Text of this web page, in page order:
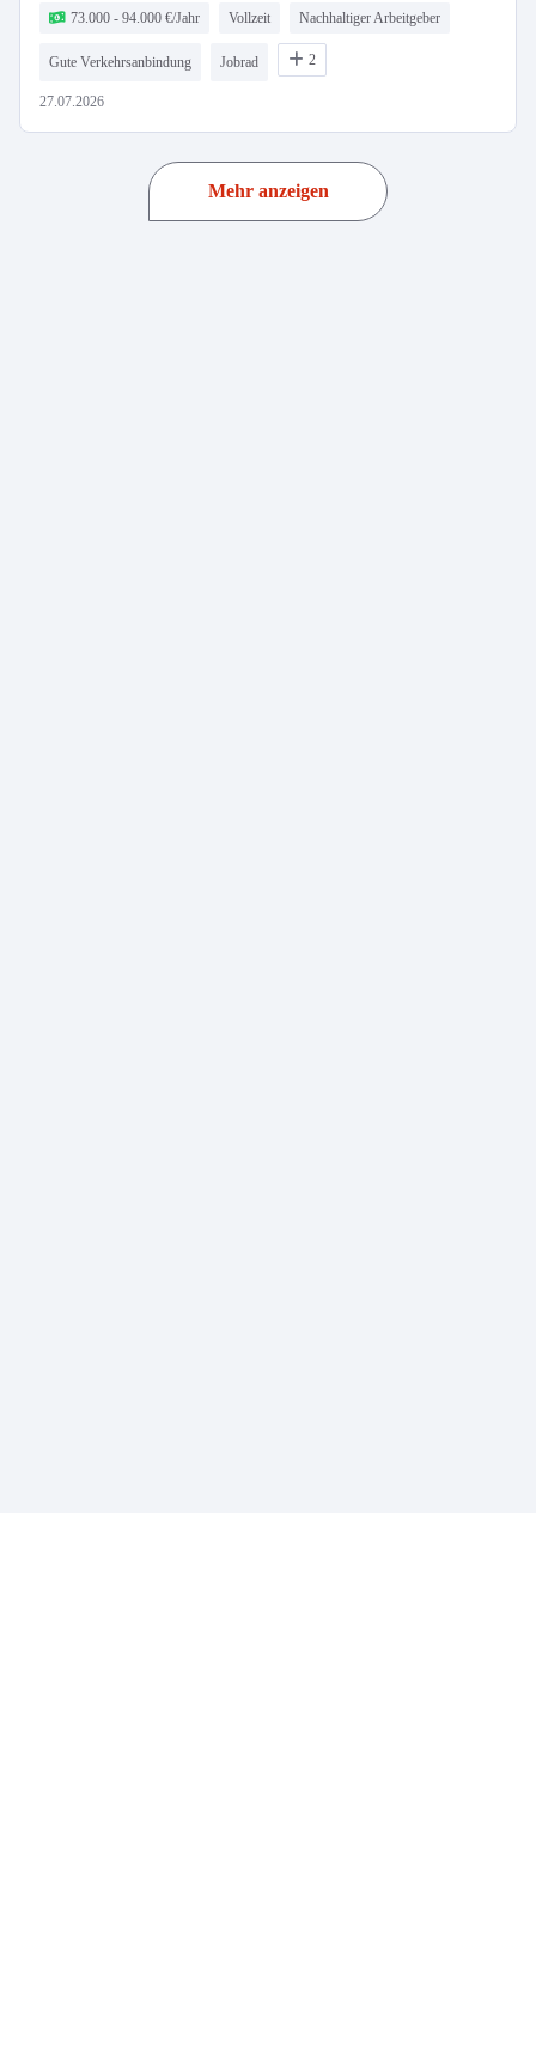
73.000 - 94.000 €/Jahr Vollzeit Nachhaltiger Arbeitgeber
Gute Verkehrsanbindung Jobrad 2
27.07.2026
Mehr anzeigen